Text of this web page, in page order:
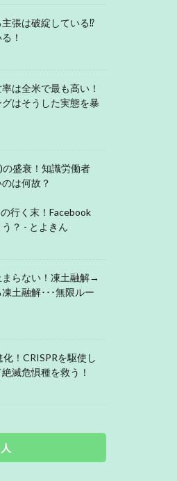
張は破綻している⁉
！
は全米で最も高い！
はそうした実態を暴
盛衰！知識労働者
は何故？
行く末！Facebook
？ - とよきん
らない！凍土融解→
土融解･･･無限ルー
！CRISPRを駆使し
滅危惧種を救う！